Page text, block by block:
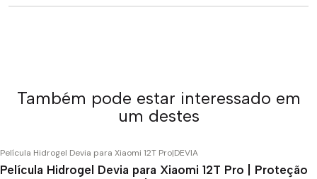
Também pode estar interessado em
um destes
Película Hidrogel Devia para Xiaomi 12T Pro|DEVIA
Película Hidrogel Devia para Xiaomi 12T Pro | Proteção